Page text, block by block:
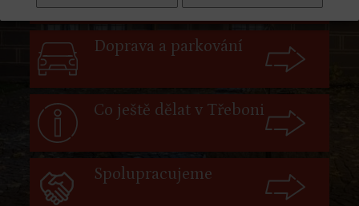
Doprava a parkování
Co ještě dělat v Třeboni
Spolupracujeme